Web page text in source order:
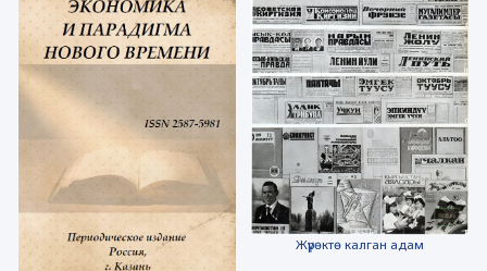
Жүрөктө калган адам